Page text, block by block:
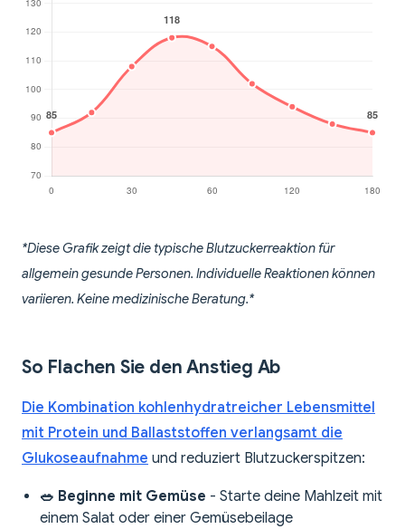
*Diese Grafik zeigt die typische Blutzuckerreaktion für
allgemein gesunde Personen. Individuelle Reaktionen können
variieren. Keine medizinische Beratung.*
So Flachen Sie den Anstieg Ab
Die Kombination kohlenhydratreicher Lebensmittel
mit Protein und Ballaststoffen verlangsamt die
Glukoseaufnahme und reduziert Blutzuckerspitzen:
🥗 Beginne mit Gemüse - Starte deine Mahlzeit mit
einem Salat oder einer Gemüsebeilage